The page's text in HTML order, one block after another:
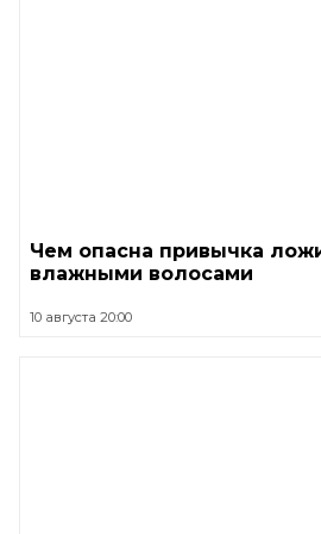
Чем опасна привычка
влажными волосами
10 августа 20:00